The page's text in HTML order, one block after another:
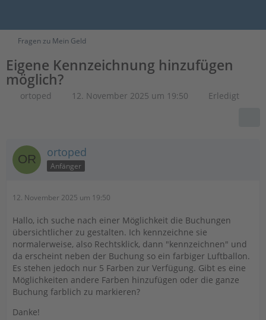
Fragen zu Mein Geld
Eigene Kennzeichnung hinzufügen
möglich?
ortoped 12. November 2025 um 19:50 Erledigt
ortoped
Anfänger
12. November 2025 um 19:50
Hallo, ich suche nach einer Möglichkeit die Buchungen
übersichtlicher zu gestalten. Ich kennzeichne sie
normalerweise, also Rechtsklick, dann "kennzeichnen" und
da erscheint neben der Buchung so ein farbiger Luftballon.
Es stehen jedoch nur 5 Farben zur Verfügung. Gibt es eine
Möglichkeiten andere Farben hinzufügen oder die ganze
Buchung farblich zu markieren?
Danke!